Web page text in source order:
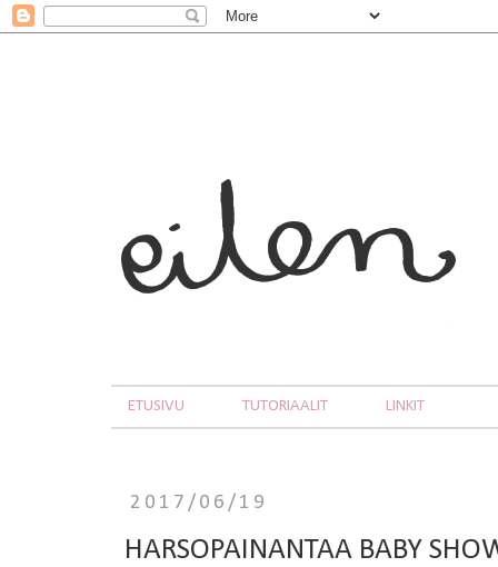
ETUSIVU TUTORIAALIT LINKIT
2017/06/19
HARSOPAINANTAA BABY